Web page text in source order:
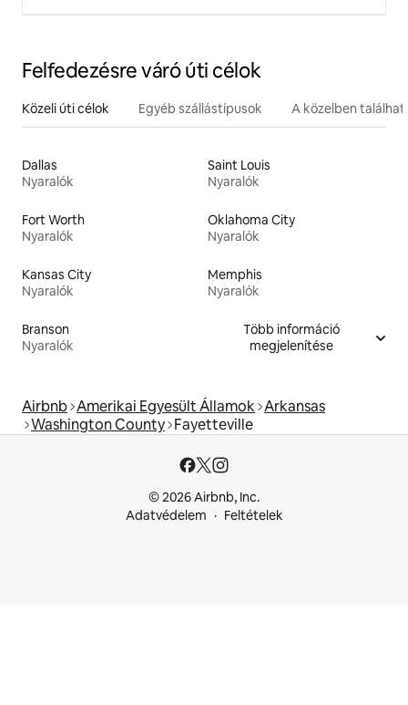
Felfedezésre váró úti célok
Közeli úti célok Egyéb szállástípusok A közelben
Dallas
Nyaralók
Saint Louis
Nyaralók
Fort Worth
Nyaralók
Oklahoma City
Nyaralók
Kansas City
Nyaralók
Memphis
Nyaralók
Branson
Nyaralók
Több információ
megjelenítése
Airbnb Amerikai Egyesült Államok Arkansas
Washington County Fayetteville
© 2026 Airbnb, Inc.
Adatvédelem
Feltételek